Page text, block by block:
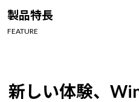
製品特長
FEATURE
新しい体験、